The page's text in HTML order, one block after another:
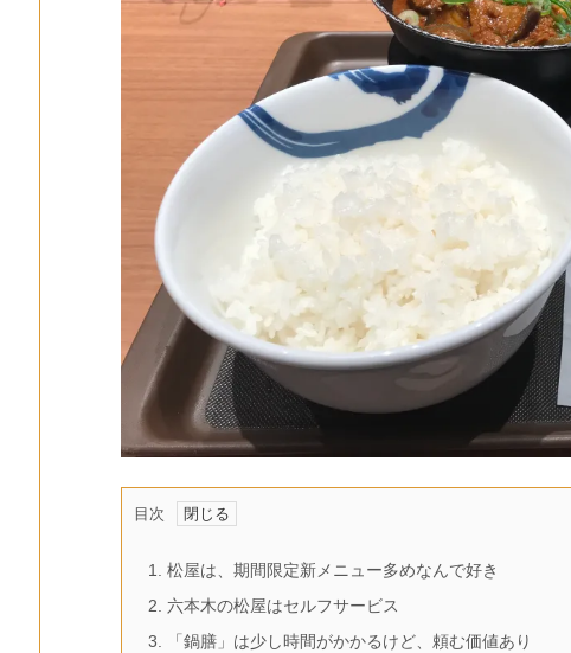
目次
1.
松屋は、期間限定新メニュー多めなんで好き
2. 六本木の松屋はセルフサービス
3.
「鍋膳」は少し時間がかかるけど、頼む価値あり